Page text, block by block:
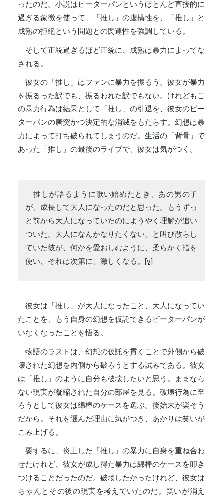
ったのだ。小説はピーターパンというほとんど直接的に
過ぎる象徴を使って、「推し」の虚構性を、「推し」と
成熟の拒絶という問題との関連性を強調している。
そして正統過ぎるほど正統に、成熟は暴力によってな
される。
彼女の「推し」はファンに暴力を振るう。彼女が暴力
を振るった訳でも、振るわれた訳でもない。けれどもこ
の暴力行為は結果として「推し」の引退を、彼女のピー
ターパンの唐突かつ決定的な消滅をもたらす。幻想は暴
力によって打ち破られてしまうのだ。生活の「背骨」で
あった「推し」の最後のライブで、彼女は気がつく。
推しが語るように歌い始めたとき、あの男の子
が、成長して大人になったのだと思った。もうずっ
と前から大人になっていたのにようやく理解が追い
ついた。大人になんかなりたくない、と叫び散らし
ていた彼が、何かを愛おしむように、柔らかく指を
使い、それは次第に、激しくなる。 [v]
彼女は「推し」が大人になったこと、大人になってい
たことを、もう自身の幻想を仮託できるピーターパンが
いなくなったことを悟る。
物語のラストは、幻想の仮託を貫くことで外側から破
壊された幻想を内側から破ろうとする試みである。彼女
は「推し」のように自分も破壊したいと思う。ままなら
ない現実が凝縮された自分の部屋を見る。破壊行為に至
ろうとして彼女は綿棒のケースを選ぶ。後始末が楽そう
だから。それを選んだ理由に気がつき、あかりは笑いが
こみ上げる。
要するに、炎上した「推し」の暴力に自身を重ね合わ
せたけれど、彼女が成し得た暴力は綿棒のケースを叩き
つけることだったのだ。破壊したかったけれど、彼女は
ちゃんとその後の現実を考えていたのだ。笑いが消え